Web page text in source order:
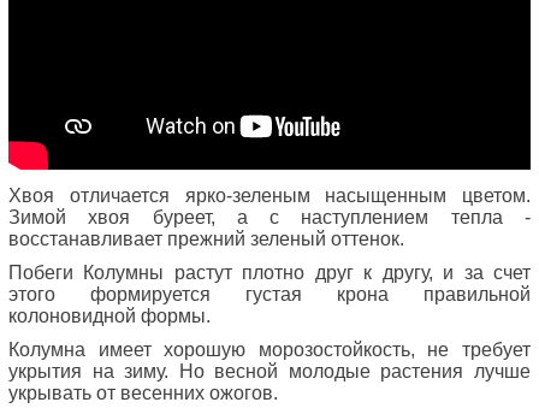
Хвоя отличается ярко-зеленым насыщенным цветом.
Зимой хвоя буреет, а с наступлением тепла -
восстанавливает прежний зеленый оттенок.
Побеги Колумны растут плотно друг к другу, и за счет
этого формируется густая крона правильной
колоновидной формы.
Колумна имеет хорошую морозостойкость, не требует
укрытия на зиму. Но весной молодые растения лучше
укрывать от весенних ожогов.